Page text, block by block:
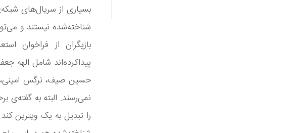
بسیاری از سریال‌های
شناخته‌شده نیستند و
بازیگران از فراخوان
پیداکرده‌اند شامل الهه
حسین صیف، نرگس امینی،
نمی‌رسند. البته به گفته‌ی
را تبدیل به یک ویترین